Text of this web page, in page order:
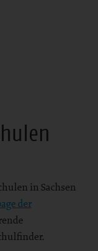
in Sachsen
der